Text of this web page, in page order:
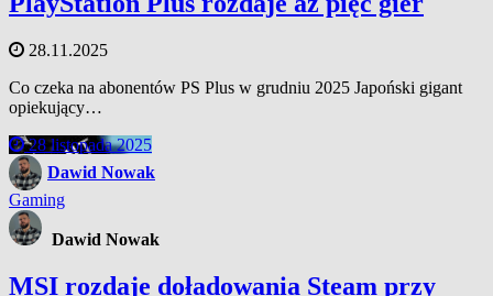
28.11.2025
Co czeka na abonentów PS Plus w grudniu 2025 Japoński gigant
opiekujący…
28 listopada 2025
Dawid Nowak
Gaming
Dawid Nowak
MSI rozdaje doładowania Steam przy